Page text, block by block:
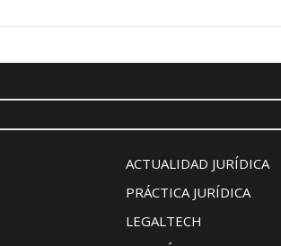
ACTUALIDAD JURÍDICA
PRÁCTICA JURÍDICA
LEGALTECH